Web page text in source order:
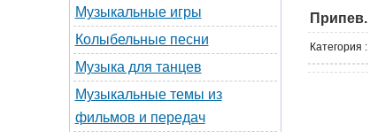
Музыкальные игры
Колыбельные песни
Музыка для танцев
Музыкальные темы из
фильмов и передач
Припев.
Категория :